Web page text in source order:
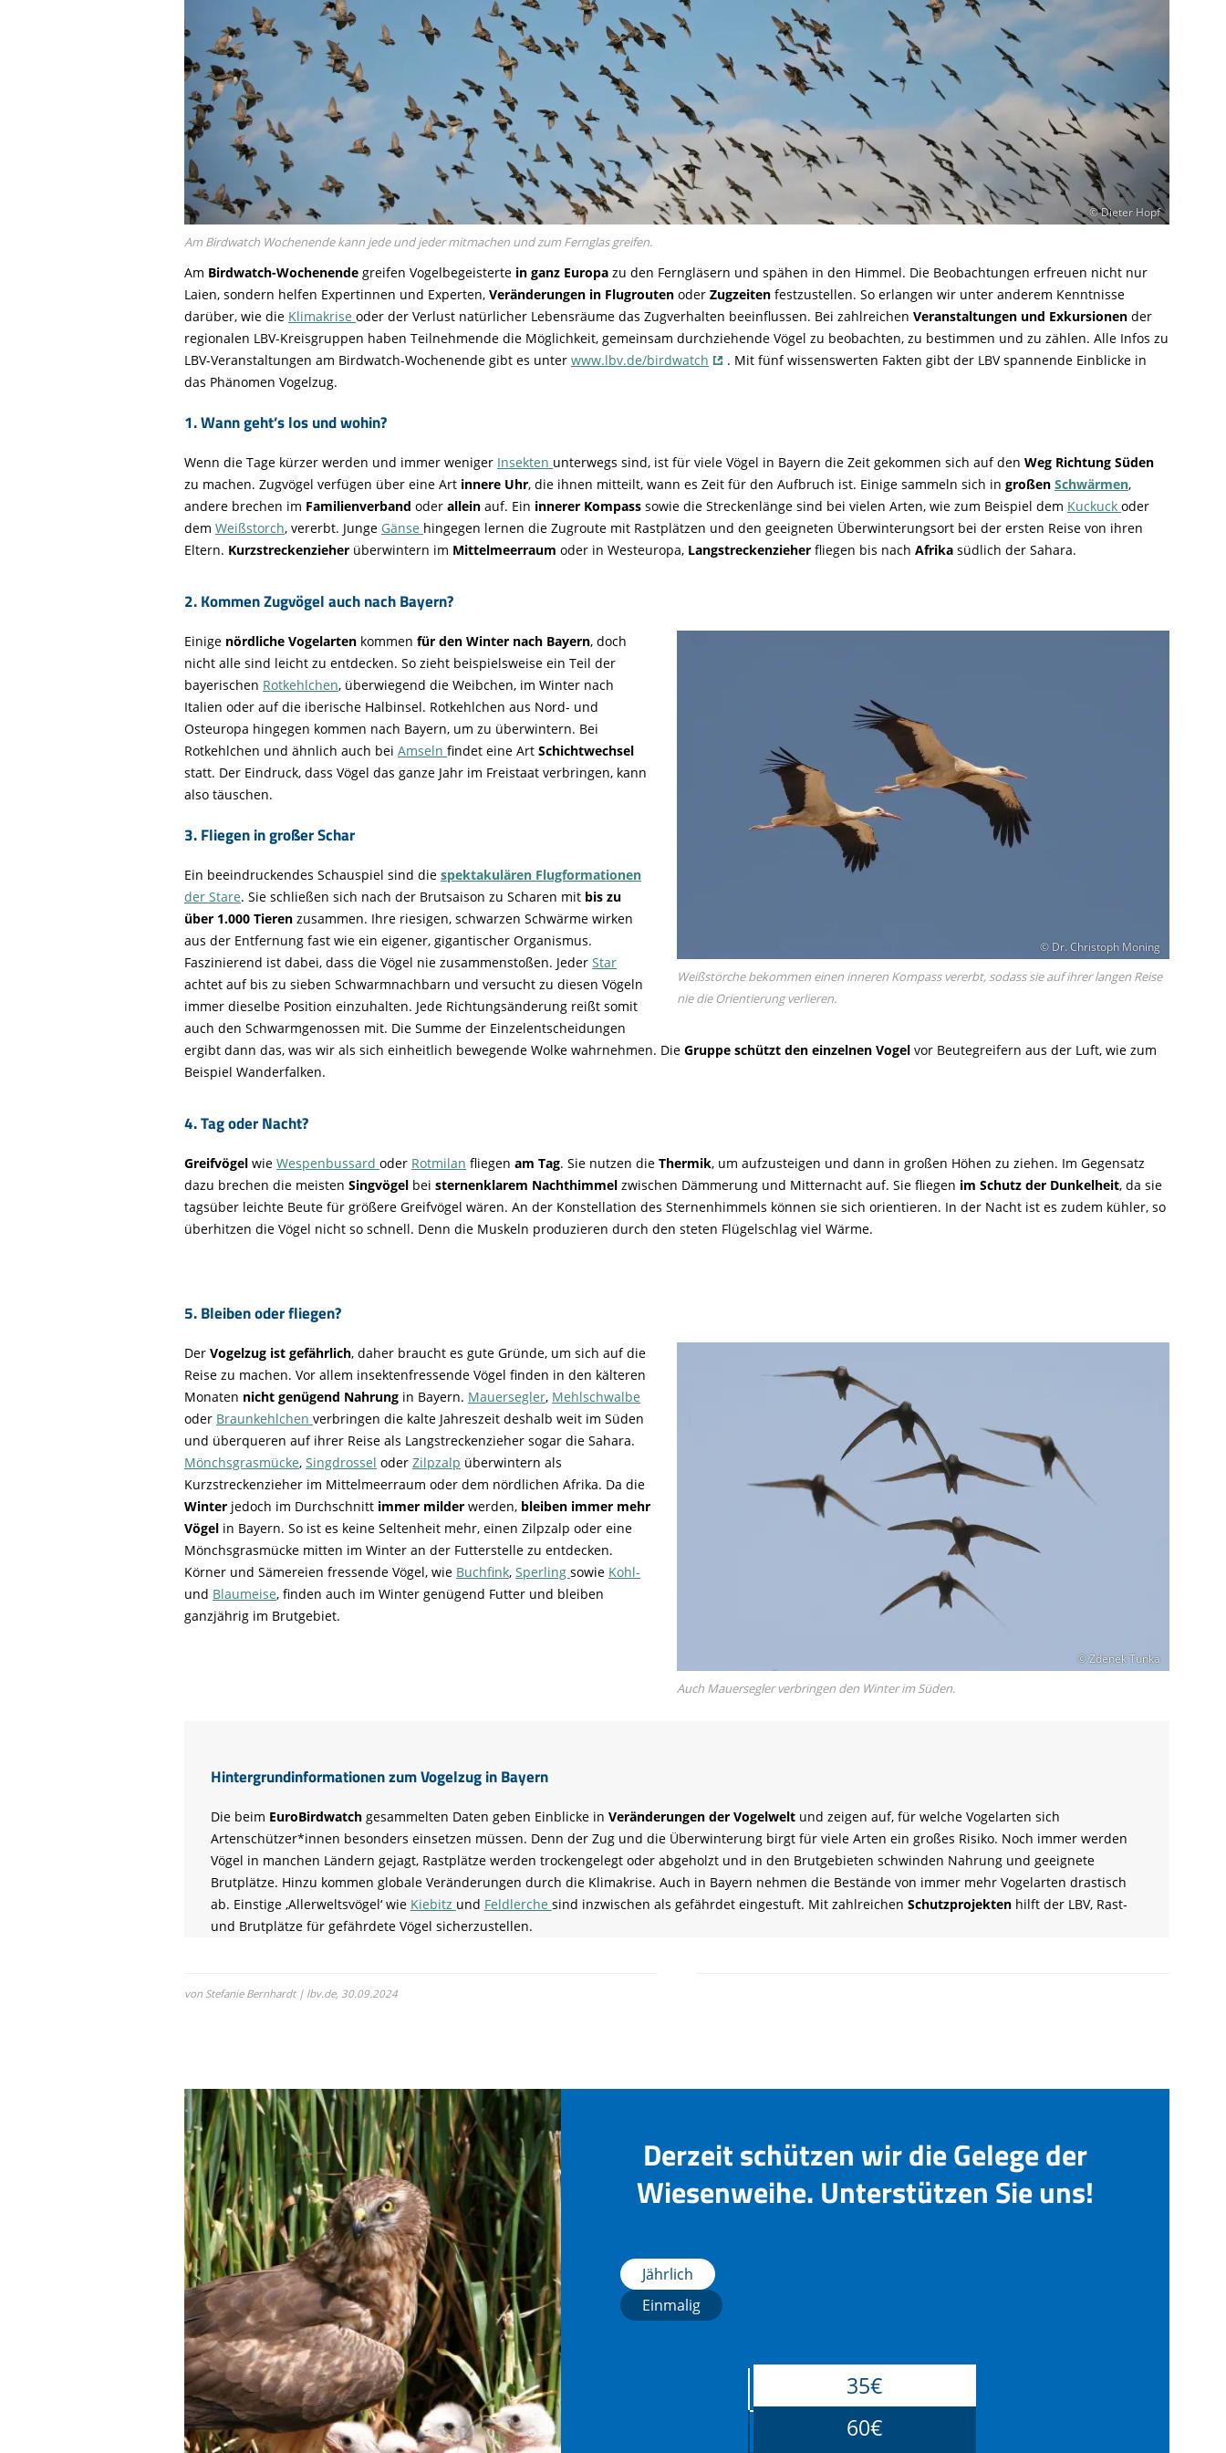
© Dieter Hopf
Am Birdwatch Wochenende kann jede und jeder mitmachen und zum Fernglas greifen.
Am Birdwatch-Wochenende greifen Vogelbegeisterte in ganz Europa zu den Ferngläsern und spähen in den Himmel. Die Beobachtungen erfreuen nicht nur
Laien, sondern helfen Expertinnen und Experten, Veränderungen in Flugrouten oder Zugzeiten festzustellen. So erlangen wir unter anderem Kenntnisse
darüber, wie die Klimakrise oder der Verlust natürlicher Lebensräume das Zugverhalten beeinflussen. Bei zahlreichen Veranstaltungen und Exkursionen der
regionalen LBV-Kreisgruppen haben Teilnehmende die Möglichkeit, gemeinsam durchziehende Vögel zu beobachten, zu bestimmen und zu zählen. Alle Infos zu
LBV-Veranstaltungen am Birdwatch-Wochenende gibt es unter www.lbv.de/birdwatch
. Mit fünf wissenswerten Fakten gibt der LBV spannende Einblicke in
das Phänomen Vogelzug.
1. Wann geht’s los und wohin?
Wenn die Tage kürzer werden und immer weniger Insekten unterwegs sind, ist für viele Vögel in Bayern die Zeit gekommen sich auf den Weg Richtung Süden
zu machen. Zugvögel verfügen über eine Art innere Uhr, die ihnen mitteilt, wann es Zeit für den Aufbruch ist. Einige sammeln sich in großen Schwärmen,
andere brechen im Familienverband oder allein auf. Ein innerer Kompass sowie die Streckenlänge sind bei vielen Arten, wie zum Beispiel dem Kuckuck oder
dem Weißstorch, vererbt. Junge Gänse hingegen lernen die Zugroute mit Rastplätzen und den geeigneten Überwinterungsort bei der ersten Reise von ihren
Eltern. Kurzstreckenzieher überwintern im Mittelmeerraum oder in Westeuropa, Langstreckenzieher fliegen bis nach Afrika südlich der Sahara.
2. Kommen Zugvögel auch nach Bayern?
© Dr. Christoph Moning
Weißstörche bekommen einen inneren Kompass vererbt, sodass sie auf ihrer langen Reise
nie die Orientierung verlieren.
Einige nördliche Vogelarten kommen für den Winter nach Bayern, doch
nicht alle sind leicht zu entdecken. So zieht beispielsweise ein Teil der
bayerischen Rotkehlchen, überwiegend die Weibchen, im Winter nach
Italien oder auf die iberische Halbinsel. Rotkehlchen aus Nord- und
Osteuropa hingegen kommen nach Bayern, um zu überwintern. Bei
Rotkehlchen und ähnlich auch bei Amseln findet eine Art Schichtwechsel
statt. Der Eindruck, dass Vögel das ganze Jahr im Freistaat verbringen, kann
also täuschen.
3.Fliegen in großer Schar
Ein beeindruckendes Schauspiel sind die spektakulären Flugformationen
der Stare. Sie schließen sich nach der Brutsaison zu Scharen mit bis zu
über 1.000 Tieren zusammen. Ihre riesigen, schwarzen Schwärme wirken
aus der Entfernung fast wie ein eigener, gigantischer Organismus.
Faszinierend ist dabei, dass die Vögel nie zusammenstoßen. Jeder Star
achtet auf bis zu sieben Schwarmnachbarn und versucht zu diesen Vögeln
immer dieselbe Position einzuhalten. Jede Richtungsänderung reißt somit
auch den Schwarmgenossen mit. Die Summe der Einzelentscheidungen
ergibt dann das, was wir als sich einheitlich bewegende Wolke wahrnehmen. Die Gruppe schützt den einzelnen Vogel vor Beutegreifern aus der Luft, wie zum
Beispiel Wanderfalken.
4. Tag oder Nacht?
Greifvögel wie Wespenbussard oder Rotmilan fliegen am Tag. Sie nutzen die Thermik, um aufzusteigen und dann in großen Höhen zu ziehen. Im Gegensatz
dazu brechen die meisten Singvögel bei sternenklarem Nachthimmel zwischen Dämmerung und Mitternacht auf. Sie fliegen im Schutz der Dunkelheit, da sie
tagsüber leichte Beute für größere Greifvögel wären. An der Konstellation des Sternenhimmels können sie sich orientieren. In der Nacht ist es zudem kühler, so
überhitzen die Vögel nicht so schnell. Denn die Muskeln produzieren durch den steten Flügelschlag viel Wärme.
5. Bleiben oder fliegen?
© Zdenek Tunka
Auch Mauersegler verbringen den Winter im Süden.
Der Vogelzug ist gefährlich, daher braucht es gute Gründe, um sich auf die
Reise zu machen. Vor allem insektenfressende Vögel finden in den kälteren
Monaten nicht genügend Nahrung in Bayern. Mauersegler, Mehlschwalbe
oder Braunkehlchen verbringen die kalte Jahreszeit deshalb weit im Süden
und überqueren auf ihrer Reise als Langstreckenzieher sogar die Sahara.
Mönchsgrasmücke, Singdrossel oder Zilpzalp überwintern als
Kurzstreckenzieher im Mittelmeerraum oder dem nördlichen Afrika. Da die
Winter jedoch im Durchschnitt immer milder werden, bleiben immer mehr
Vögel in Bayern. So ist es keine Seltenheit mehr, einen Zilpzalp oder eine
Mönchsgrasmücke mitten im Winter an der Futterstelle zu entdecken.
Körner und Sämereien fressende Vögel, wie Buchfink, Sperling sowie Kohl-
und Blaumeise, finden auch im Winter genügend Futter und bleiben
ganzjährig im Brutgebiet.
Hintergrundinformationen zum Vogelzug in Bayern
Die beim EuroBirdwatch gesammelten Daten geben Einblicke in Veränderungen der Vogelwelt und zeigen auf, für welche Vogelarten sich
Artenschützer*innen besonders einsetzen müssen. Denn der Zug und die Überwinterung birgt für viele Arten ein großes Risiko. Noch immer werden
Vögel in manchen Ländern gejagt, Rastplätze werden trockengelegt oder abgeholzt und in den Brutgebieten schwinden Nahrung und geeignete
Brutplätze. Hinzu kommen globale Veränderungen durch die Klimakrise. Auch in Bayern nehmen die Bestände von immer mehr Vogelarten drastisch
ab. Einstige ‚Allerweltsvögel‘ wie Kiebitz und Feldlerche sind inzwischen als gefährdet eingestuft. Mit zahlreichen Schutzprojekten hilft der LBV, Rast-
und Brutplätze für gefährdete Vögel sicherzustellen.
von Stefanie Bernhardt | lbv.de, 30.09.2024
Derzeit schützen wir die Gelege der
Wiesenweihe. Unterstützen Sie uns!
Jährlich
Einmalig
35€
60€